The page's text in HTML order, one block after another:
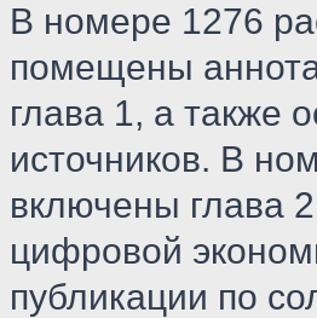
В номере 1276
помещены
глава 1, а также
источников. В
включены глава
цифровой
публикации по